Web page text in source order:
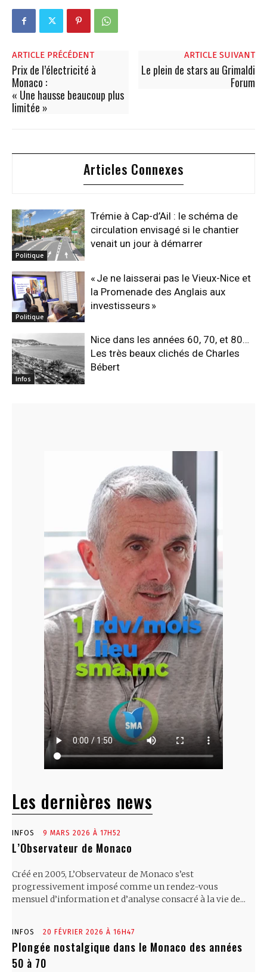
ARTICLE PRÉCÉDENT
Prix de l’électricité à
Monaco :
« Une hausse beaucoup plus
limitée »
ARTICLE SUIVANT
Le plein de stars au Grimaldi
Forum
Articles Connexes
Politique
Trémie à Cap-d’Ail : le schéma de
circulation envisagé si le chantier
venait un jour à démarrer
Politique
« Je ne laisserai pas le Vieux-Nice et
la Promenade des Anglais aux
investisseurs »
Infos
Nice dans les années 60, 70, et 80…
Les très beaux clichés de Charles
Bébert
Les dernières news
INFOS 9 MARS 2026 À 17H52
L’Observateur de Monaco
Créé en 2005, L’Observateur de Monaco s’est
progressivement imposé comme un rendez-vous
mensuel d’information et d’analyse consacré à la vie de...
INFOS 20 FÉVRIER 2026 À 16H47
Plongée nostalgique dans le Monaco des années
50 à 70